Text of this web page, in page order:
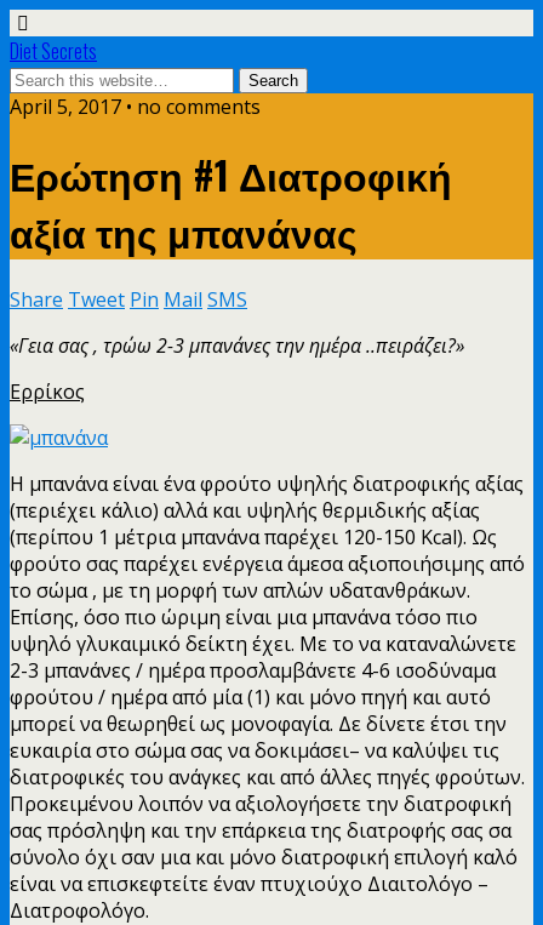
Diet Secrets
April 5, 2017 • no comments
Ερώτηση #1 Διατροφική
αξία της μπανάνας
Share Tweet Pin Mail SMS
«Γεια σας , τρώω 2-3 μπανάνες την ημέρα ..πειράζει?»
Ερρίκος
Η μπανάνα είναι ένα φρούτο υψηλής διατροφικής αξίας
(περιέχει κάλιο) αλλά και υψηλής θερμιδικής αξίας
(περίπου 1 μέτρια μπανάνα παρέχει 120-150 Kcal). Ως
φρούτο σας παρέχει ενέργεια άμεσα αξιοποιήσιμης από
το σώμα , με τη μορφή των απλών υδατανθράκων.
Επίσης, όσο πιο ώριμη είναι μια μπανάνα τόσο πιο
υψηλό γλυκαιμικό δείκτη έχει. Με το να καταναλώνετε
2-3 μπανάνες / ημέρα προσλαμβάνετε 4-6 ισοδύναμα
φρούτου / ημέρα από μία (1) και μόνο πηγή και αυτό
μπορεί να θεωρηθεί ως μονοφαγία. Δε δίνετε έτσι την
ευκαιρία στο σώμα σας να δοκιμάσει– να καλύψει τις
διατροφικές του ανάγκες και από άλλες πηγές φρούτων.
Προκειμένου λοιπόν να αξιολογήσετε την διατροφική
σας πρόσληψη και την επάρκεια της διατροφής σας σα
σύνολο όχι σαν μια και μόνο διατροφική επιλογή καλό
είναι να επισκεφτείτε έναν πτυχιούχο Διαιτολόγο –
Διατροφολόγο.